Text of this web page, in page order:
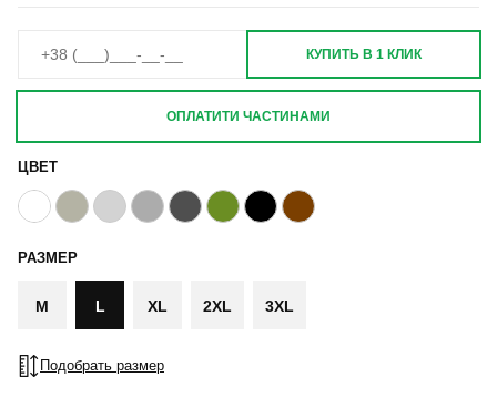
ЦВЕТ
РАЗМЕР
M L XL 2XL 3XL
Подобрать размер
КУПИТЬ В 1 КЛИК
ОПЛАТИТИ ЧАСТИНАМИ